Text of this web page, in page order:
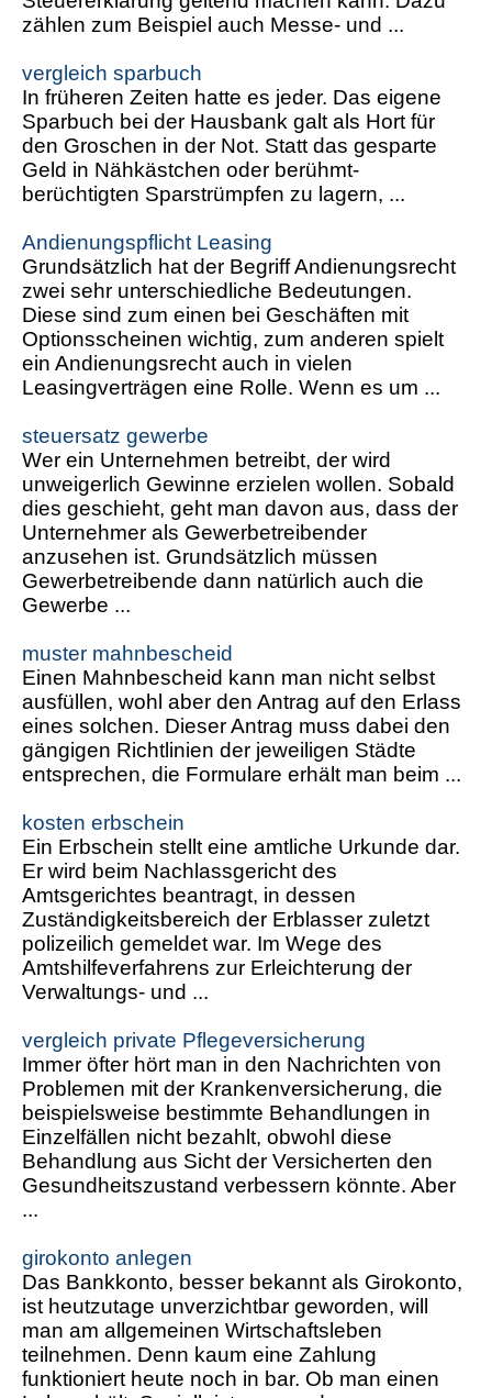
zählen zum Beispiel auch Messe- und ...
vergleich sparbuch
In früheren Zeiten hatte es jeder. Das eigene
Sparbuch bei der Hausbank galt als Hort für
den Groschen in der Not. Statt das gesparte
Geld in Nähkästchen oder berühmt-
berüchtigten Sparstrümpfen zu lagern, ...
Andienungspflicht Leasing
Grundsätzlich hat der Begriff Andienungsrecht
zwei sehr unterschiedliche Bedeutungen.
Diese sind zum einen bei Geschäften mit
Optionsscheinen wichtig, zum anderen spielt
ein Andienungsrecht auch in vielen
Leasingverträgen eine Rolle. Wenn es um ...
steuersatz gewerbe
Wer ein Unternehmen betreibt, der wird
unweigerlich Gewinne erzielen wollen. Sobald
dies geschieht, geht man davon aus, dass der
Unternehmer als Gewerbetreibender
anzusehen ist. Grundsätzlich müssen
Gewerbetreibende dann natürlich auch die
Gewerbe ...
muster mahnbescheid
Einen Mahnbescheid kann man nicht selbst
ausfüllen, wohl aber den Antrag auf den Erlass
eines solchen. Dieser Antrag muss dabei den
gängigen Richtlinien der jeweiligen Städte
entsprechen, die Formulare erhält man beim ...
kosten erbschein
Ein Erbschein stellt eine amtliche Urkunde dar.
Er wird beim Nachlassgericht des
Amtsgerichtes beantragt, in dessen
Zuständigkeitsbereich der Erblasser zuletzt
polizeilich gemeldet war. Im Wege des
Amtshilfeverfahrens zur Erleichterung der
Verwaltungs- und ...
vergleich private Pflegeversicherung
Immer öfter hört man in den Nachrichten von
Problemen mit der Krankenversicherung, die
beispielsweise bestimmte Behandlungen in
Einzelfällen nicht bezahlt, obwohl diese
Behandlung aus Sicht der Versicherten den
Gesundheitszustand verbessern könnte. Aber
...
girokonto anlegen
Das Bankkonto, besser bekannt als Girokonto,
ist heutzutage unverzichtbar geworden, will
man am allgemeinen Wirtschaftsleben
teilnehmen. Denn kaum eine Zahlung
funktioniert heute noch in bar. Ob man einen